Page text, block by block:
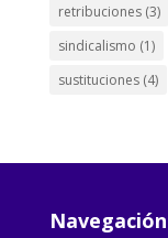
retribuciones(3)
sindicalismo (1)
sustituciones(4)
Navegación